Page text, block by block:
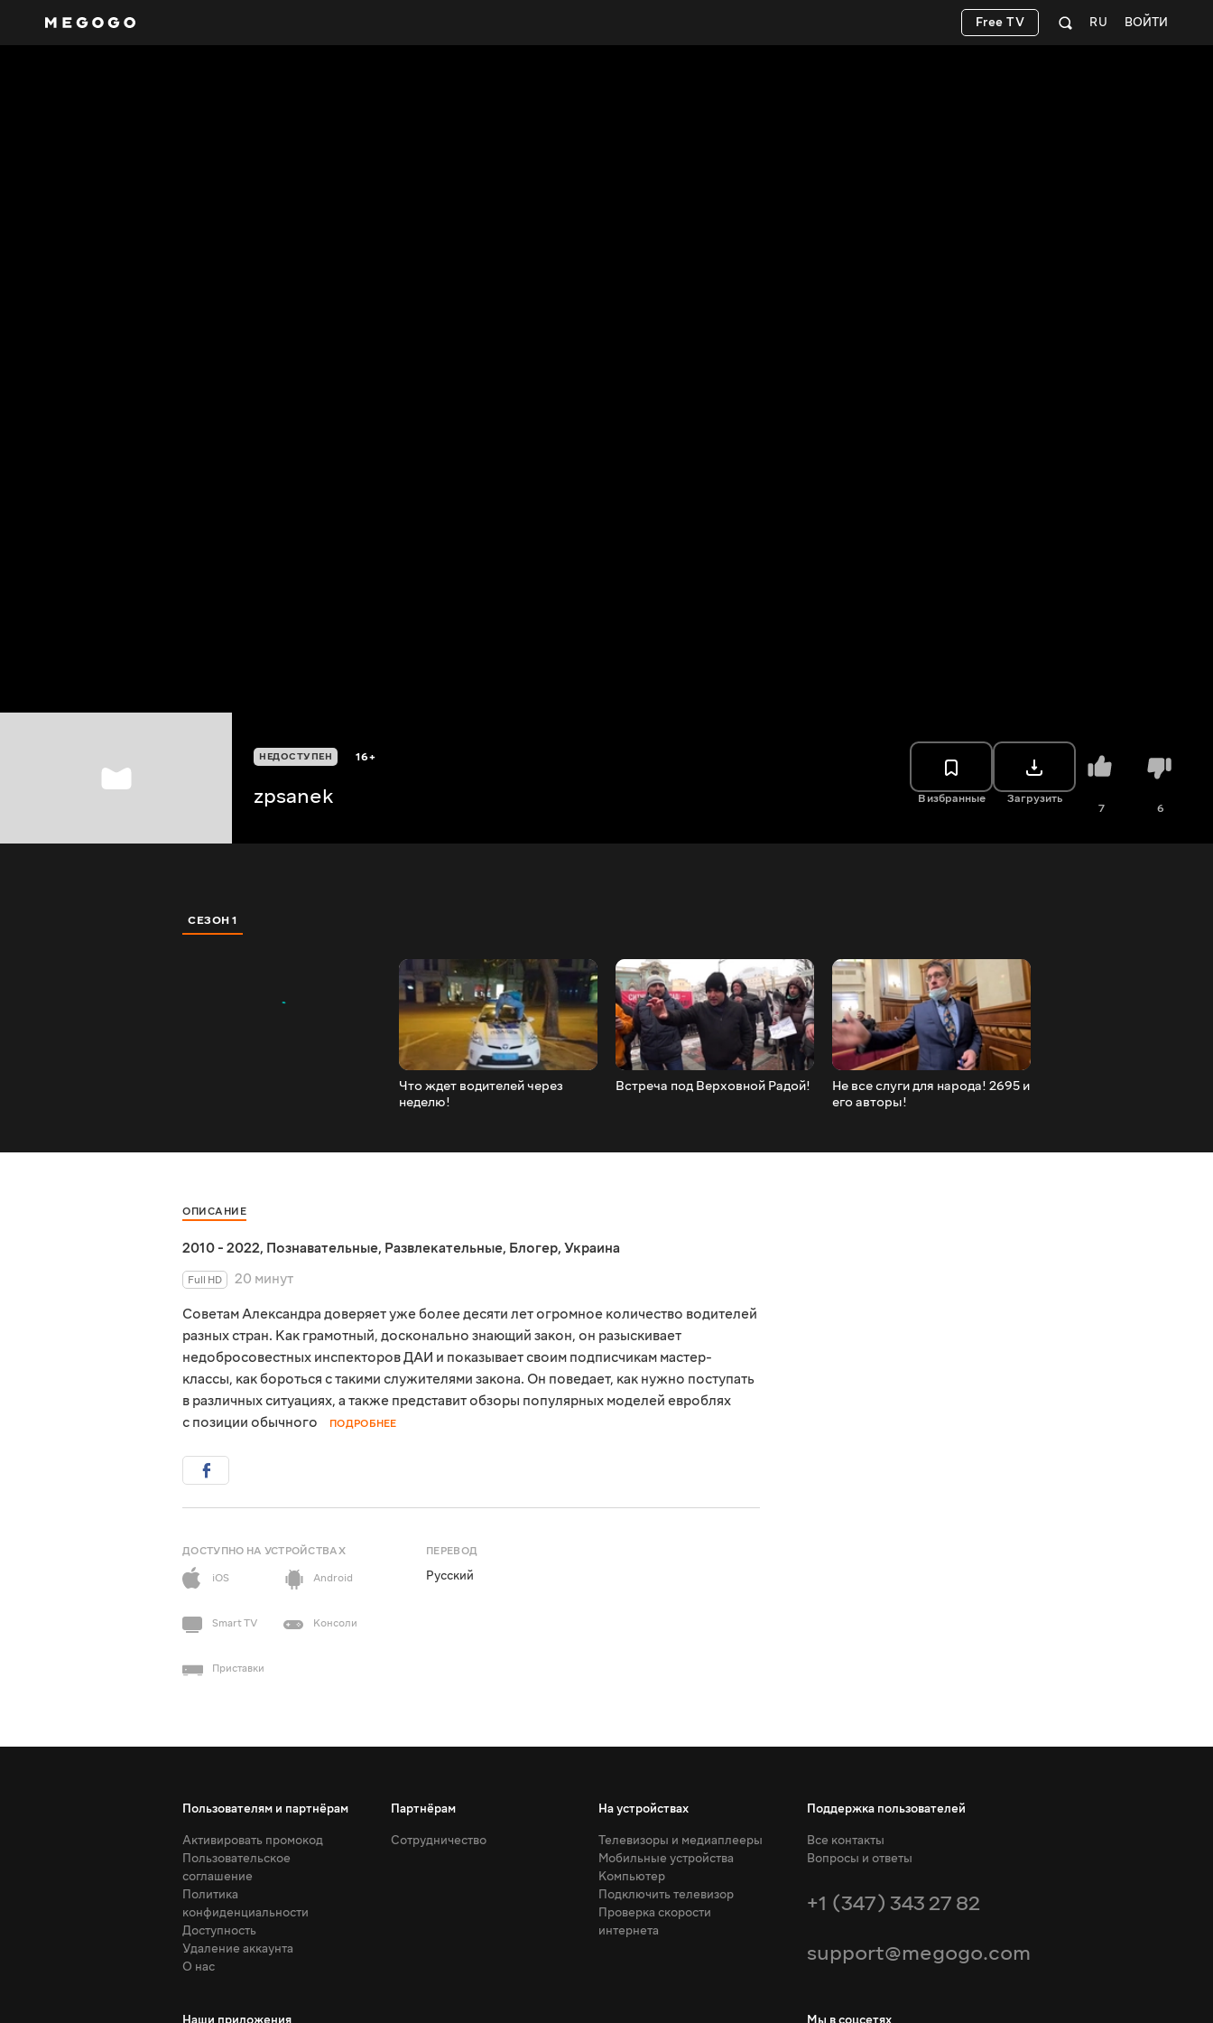
ВОЙТИ
RU
Free TV
НЕДОСТУПЕН 16+
zpsanek В избранные Загрузить
7 6
СЕЗОН 1
Что ждет водителей через
неделю!
Встреча под Верховной Радой!
Не все слуги для народа! 2695 и
его авторы!
ОПИСАНИЕ
2010 - 2022, Познавательные, Развлекательные, Блогер, Украина
Full HD
20 минут
Советам Александра доверяет уже более десяти лет огромное количество водителей
разных стран. Как грамотный, досконально знающий закон, он разыскивает
недобросовестных инспекторов ДАИ и показывает своим подписчикам мастер-
классы, как бороться с такими служителями закона. Он поведает, как нужно поступать
в различных ситуациях, а также представит обзоры популярных моделей евроблях
с позиции обычного
ПОДРОБНЕЕ
ДОСТУПНО НА УСТРОЙСТВАХ
iOS
Android
Smart TV Консоли
Приставки
ПЕРЕВОД
Русский
Пользователям и партнёрам
Активировать промокод
Пользовательское
соглашение
Политика
конфиденциальности
Доступность
Удаление аккаунта
О нас
Партнёрам
Сотрудничество
На устройствах
Телевизоры и медиаплееры
Мобильные устройства
Компьютер
Подключить телевизор
Проверка скорости
интернета
Поддержка пользователей
Все контакты
Вопросы и ответы
+1 (347) 343 27 82
support@megogo.com